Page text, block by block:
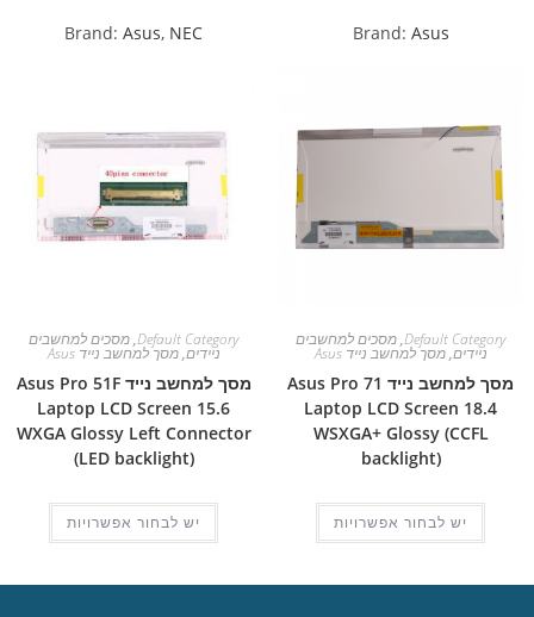
Brand: Asus
Default Category
,מסכים למחשבים
ניידים,מסך למחשב נייד Asus
מסך למחשב נייד Asus Pro 71
Laptop LCD Screen 18.4
WSXGA+ Glossy (CCFL
backlight)
יש לבחור אפשרויות
Brand: Asus, NEC
Default Category
,מסכים למחשבים
ניידים,מסך למחשב נייד Asus
מסך למחשב נייד Asus Pro 51F
Laptop LCD Screen 15.6
WXGA Glossy Left Connector
(LED backlight)
יש לבחור אפשרויות